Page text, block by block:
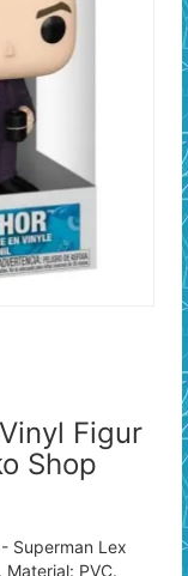
Figur
Shop
Superman Lex
PVC.